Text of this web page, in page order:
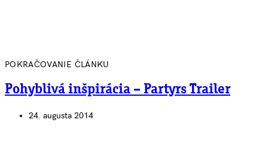
POKRAČOVANIE ČLÁNKU
Pohyblivá inšpirácia – Partyrs Trailer
24. augusta 2014